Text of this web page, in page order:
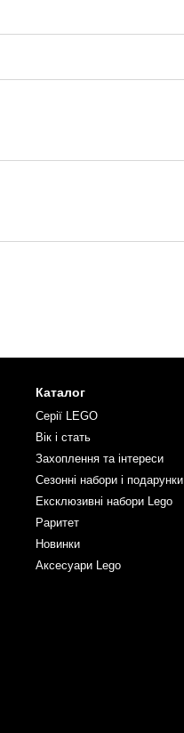
Каталог
Серії LEGO
Вік і стать
Захоплення та інтереси
Сезонні набори і подарунки
Ексклюзивні набори Lego
Раритет
Новинки
Аксесуари Lego